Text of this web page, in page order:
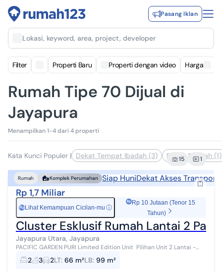
Pasang Iklan
Lokasi, keyword, area, project, developer
Filter Properti Baru Properti dengan video Harga
Rumah Tipe 70 Dijual di
Jayapura
Menampilkan 1-4 dari 4 properti
Kata Kunci Populer | Dekat Tempat Ibadah (3) Dekat Sekolah (1)
15 1
Rumah Komplek Perumahan Siap HuniDekat Akses
Rp 1,7 Miliar
Rp Lihat Kemampuan Cicilan-mu ⓘ
Rp 10 Jutaan (Tenor 15
Tahun)
Cluster Esklusif Rumah Lantai 2
Jayapura Utara, Jayapura
‎PACIFIC GARDEN PURI ‎Limited Edition Unit ‎ ‎Pilihan Unit ‎2 Lantai -
Limited (20 unit saja!) ‎Tipe 67/60,5 | 3 KT + 3 KM ‎- Harga R...
2 3 2LT: 66 m²LB: 99 m²